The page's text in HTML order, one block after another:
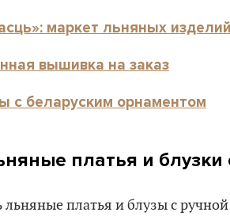
маркет льняных
вышивка на заказ
с беларуским орнаментом
платья и
льняные платья и блузы с